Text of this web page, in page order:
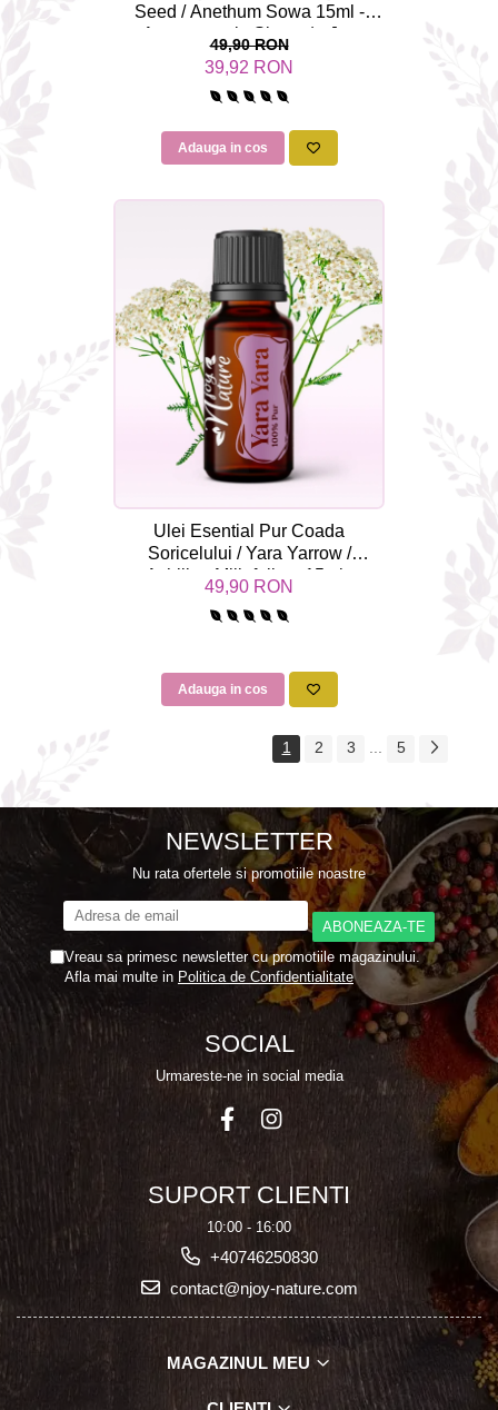
Seed / Anethum Sowa 15ml -
Aromaterapie Sigura | nJoy
Nature
49,90 RON
39,92 RON
Adauga in cos
Ulei Esential Pur Coada
Soricelului / Yara Yarrow /
Achillea Millefolium 15ml -
Aromaterapie Sigura | nJoy
Nature
49,90 RON
Adauga in cos
1 2 3 5
NEWSLETTER
Nu rata ofertele si promotiile noastre
Vreau sa primesc newsletter cu promotiile magazinului.
Afla mai multe in Politica de Confidentialitate
SOCIAL
Urmareste-ne in social media
SUPORT CLIENTI
10:00 - 16:00
+40746250830
contact@njoy-nature.com
MAGAZINUL MEU